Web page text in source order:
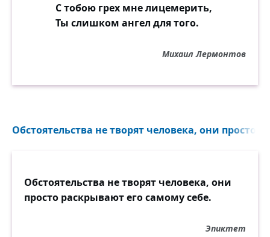
С тобою грех мне лицемерить,
Ты слишком ангел для того.
Михаил Лермонтов
Обстоятельства не творят человека, они просто
Обстоятельства не творят человека, они
просто раскрывают его самому себе.
Эпиктет